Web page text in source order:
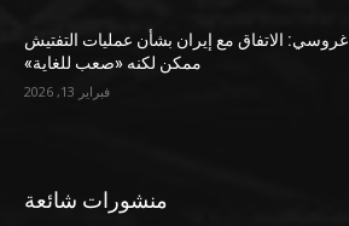
غروسي: الاتفاق مع إيران بشأن عمليات التفتيش
ممكن لكنه «صعب للغاية»
فبراير 13, 2026
منشورات شائعة